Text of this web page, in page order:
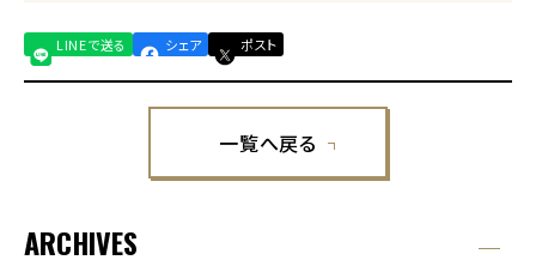
LINEで送る シェア ポスト
一覧へ戻る
ARCHIVES